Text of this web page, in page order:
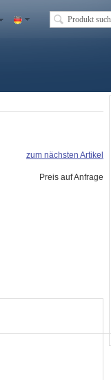
zum nächsten Artikel
Preis auf Anfrage